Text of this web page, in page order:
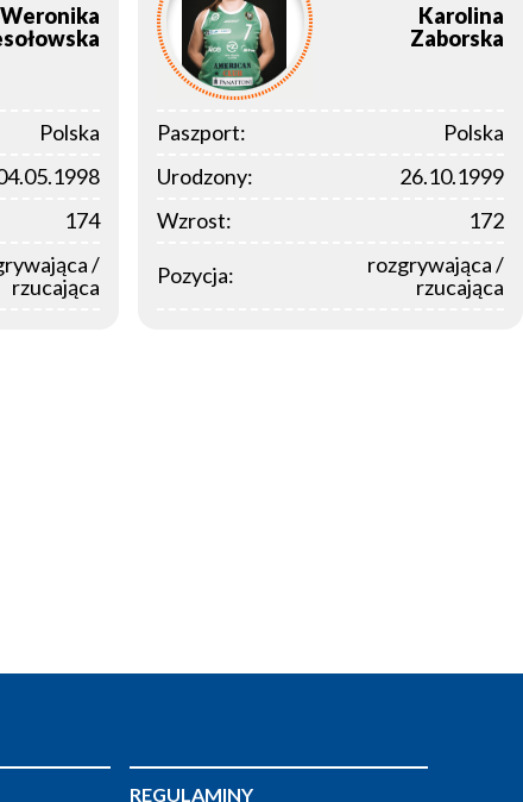
Weronika
Polska
174
/
rzucająca
Karolina
Zaborska
Paszport:
Polska
Urodzony:
26.10.1999
Wzrost:
172
Pozycja:
rozgrywająca /
rzucająca
REGULAMINY